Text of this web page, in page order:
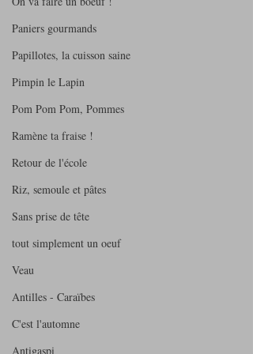
Paniers gourmands
Papillotes, la cuisson saine
Pimpin le Lapin
Pom Pom Pom, Pommes
Ramène ta fraise !
Retour de l'école
Riz, semoule et pâtes
Sans prise de tête
tout simplement un oeuf
Veau
Antilles - Caraïbes
C'est l'automne
Antigaspi